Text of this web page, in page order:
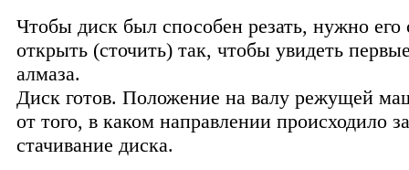
Чтобы диск был способен резать, нужно его
открыть (сточить) так, чтобы увидеть
алмаза.
Диск готов. Положение на валу режущей
от того, в каком направлении происходило
стачивание диска.